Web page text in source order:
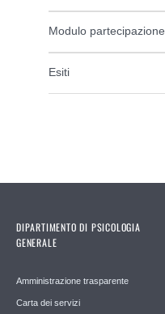
Modulo partecipazione
Esiti
DIPARTIMENTO DI PSICOLOGIA
GENERALE
Amministrazione trasparente
Carta dei servizi